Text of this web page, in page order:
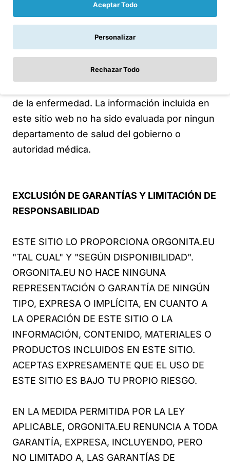
adopta tales declaraciones de terceros, pero
proporciona acceso a ellos sólo para fines
informativos. No ofrecemos productos o
servicios con el propósito de diagnóstico,
prescripción para, el tratamiento de , o para
de la enfermedad. La información incluida en
este sitio web no ha sido evaluada por ningun
departamento de salud del gobierno o
autoridad médica.
EXCLUSIÓN DE GARANTÍAS Y LIMITACIÓN DE
RESPONSABILIDAD
ESTE SITIO LO PROPORCIONA ORGONITA.EU
"TAL CUAL" Y "SEGÚN DISPONIBILIDAD".
ORGONITA.EU NO HACE NINGUNA
REPRESENTACIÓN O GARANTÍA DE NINGÚN
TIPO, EXPRESA O IMPLÍCITA, EN CUANTO A
LA OPERACIÓN DE ESTE SITIO O LA
INFORMACIÓN, CONTENIDO, MATERIALES O
PRODUCTOS INCLUIDOS EN ESTE SITIO.
ACEPTAS EXPRESAMENTE QUE EL USO DE
ESTE SITIO ES BAJO TU PROPIO RIESGO.
EN LA MEDIDA PERMITIDA POR LA LEY
APLICABLE, ORGONITA.EU RENUNCIA A TODA
GARANTÍA, EXPRESA, INCLUYENDO, PERO
NO LIMITADO A, LAS GARANTÍAS DE
Aceptar Todo
Personalizar
Rechazar Todo